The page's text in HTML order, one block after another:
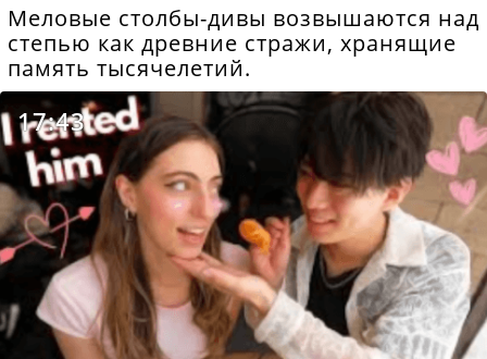
Меловые столбы-дивы возвышаются над
степью как древние стражи, хранящие
память тысячелетий.
17:43